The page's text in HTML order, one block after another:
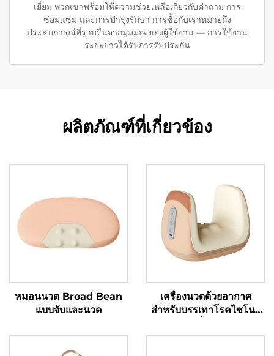
เยี่ยม พวกเขาพร้อมให้ความช่วยเหลือเกี่ยวกับคำถาม การ
ซ่อมแซม และการบำรุงรักษา การซื้อกับเราหมายถึง
ประสบการณ์ที่ราบรื่นจากมุมมองของผู้ใช้งาน — การใช้งาน
ระยะยาวได้รับการรับประกัน
ผลิตภัณฑ์ที่เกี่ยวข้อง
หมอนนวด Broad Bean
แบบจับและนวด
เครื่องนวดด้วยอากาศ
สำหรับบรรเทาโรคไซโนวิ